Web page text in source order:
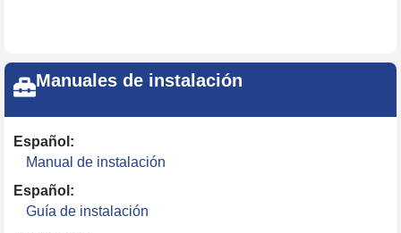
Manuales de instalación
Español:
Manual de instalación
Español:
Guía de instalación